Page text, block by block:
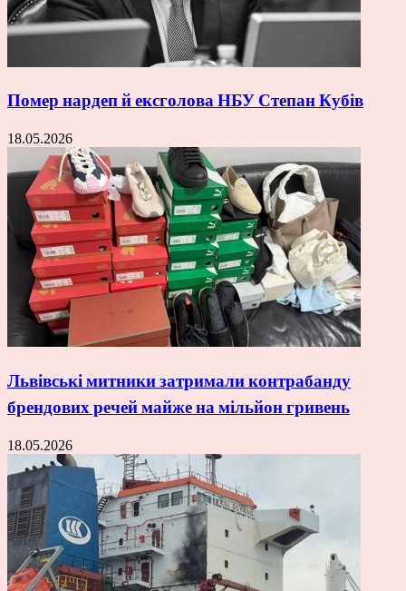
Помер нардеп й ексголова НБУ Степан Кубів
18.05.2026
Львівські митники затримали контрабанду
брендових речей майже на мільйон гривень
18.05.2026